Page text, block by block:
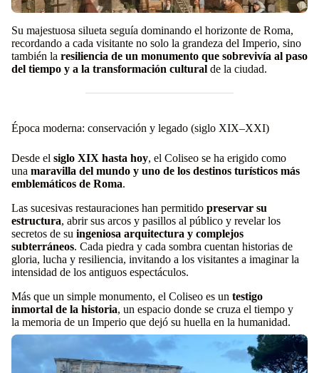
Su majestuosa silueta seguía dominando el horizonte de Roma,
recordando a cada visitante no solo la grandeza del Imperio, sino
también la resiliencia de un monumento que sobrevivía al paso
del tiempo y a la transformación cultural de la ciudad.
Época moderna: conservación y legado (siglo XIX–XXI)
Desde el siglo XIX hasta hoy, el Coliseo se ha erigido como
una maravilla del mundo y uno de los destinos turísticos más
emblemáticos de Roma.
Las sucesivas restauraciones han permitido preservar su
estructura, abrir sus arcos y pasillos al público y revelar los
secretos de su ingeniosa arquitectura y complejos
subterráneos. Cada piedra y cada sombra cuentan historias de
gloria, lucha y resiliencia, invitando a los visitantes a imaginar la
intensidad de los antiguos espectáculos.
Más que un simple monumento, el Coliseo es un testigo
inmortal de la historia, un espacio donde se cruza el tiempo y
la memoria de un Imperio que dejó su huella en la humanidad.